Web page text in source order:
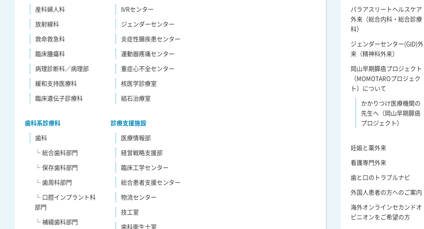
産科婦人科
放射線科
救命救急科
臨床腫瘍科
病理診断科／病理部
緩和支持医療科
臨床遺伝子診療科
歯科系診療科
歯科
└ 総合歯科部門
└ 保存歯科部門
└ 歯周科部門
└ 口腔インプラント科
部門
└ 補綴歯科部門
IVRセンター
ジェンダーセンター
炎症性腸疾患センター
運動器疼痛センター
重症心不全センター
核医学診療室
結石治療室
診療支援施設
医療情報部
経営戦略支援部
臨床工学センター
総合患者支援センター
物流センター
技工室
歯科衛生士室
パラアスリートヘルスケア
外来（総合内科・総合診療
科）
ジェンダーセンター(GID)外
来（精神科外来）
岡山早期膵癌プロジェクト
（MOMOTAROプロジェク
ト）について
かかりつけ医療機関の
先生へ（岡山早期膵癌
プロジェクト）
妊娠と薬外来
看護専門外来
歯と口のトラブルナビ
外国人患者の方へのご案内
海外オンラインセカンドオ
ピニオンをご希望の方